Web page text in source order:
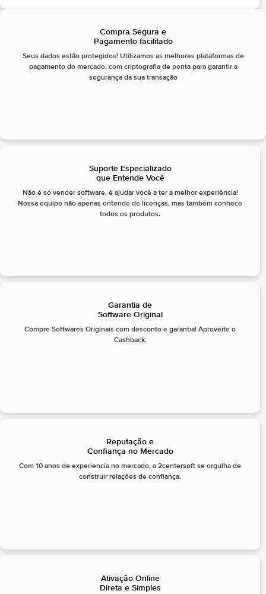
Compra Segura e
Pagamento facilitado
Seus dados estão protegidos! Utilizamos as melhores plataformas de
pagamento do mercado, com criptografia de ponta para garantir a
segurança da sua transação
Suporte Especializado
que Entende Você
Não é só vender software, é ajudar você a ter a melhor experiência!
Nossa equipe não apenas entende de licenças, mas também conhece
todos os produtos.
Garantia de
Software Original
Compre Softwares Originais com desconto e garantia! Aproveite o
Cashback.
Reputação e
Confiança no Mercado
Com 10 anos de experiencia no mercado, a 2centersoft se orgulha de
construir relações de confiança.
Ativação Online
Direta e Simples